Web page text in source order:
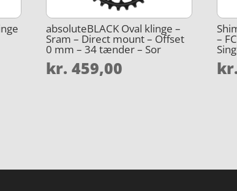
absoluteBLACK Oval klinge –
Sram – Direct mount – Offset
0 mm – 34 tænder – Sor
kr. 459,00
–
kr.